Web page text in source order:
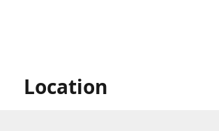
Location